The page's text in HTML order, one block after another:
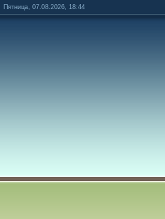
Пятница, 07.08.2026, 18:44